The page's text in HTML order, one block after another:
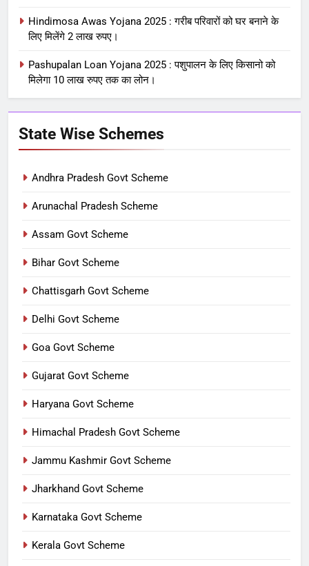
Hindimosa Awas Yojana 2025 : गरीब परिवारों को घर बनाने के
लिए मिलेंगे 2 लाख रुपए।
Pashupalan Loan Yojana 2025 : पशुपालन के लिए किसानो को
मिलेगा 10 लाख रुपए तक का लोन।
State Wise Schemes
Andhra Pradesh Govt Scheme
Arunachal Pradesh Scheme
Assam Govt Scheme
Bihar Govt Scheme
Chattisgarh Govt Scheme
Delhi Govt Scheme
Goa Govt Scheme
Gujarat Govt Scheme
Haryana Govt Scheme
Himachal Pradesh Govt Scheme
Jammu Kashmir Govt Scheme
Jharkhand Govt Scheme
Karnataka Govt Scheme
Kerala Govt Scheme